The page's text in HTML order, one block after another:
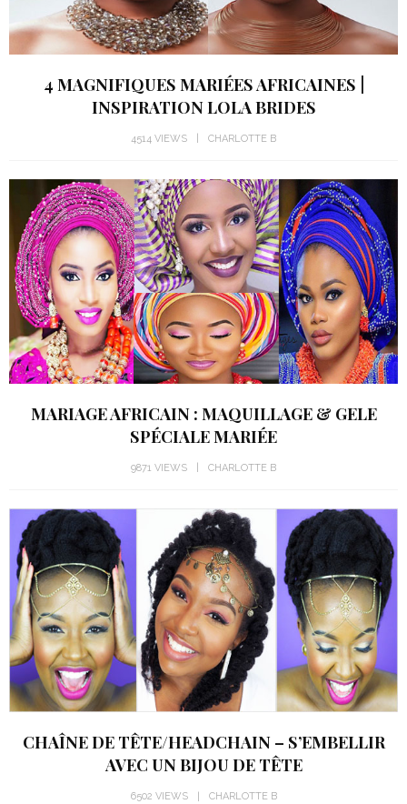
4 MAGNIFIQUES MARIÉES AFRICAINES |
INSPIRATION LOLA BRIDES
4514 VIEWS CHARLOTTE B
MARIAGE AFRICAIN : MAQUILLAGE & GELE
SPÉCIALE MARIÉE
9871 VIEWS CHARLOTTE B
CHAÎNE DE TÊTE/HEADCHAIN – S’EMBELLIR
AVEC UN BIJOU DE TÊTE
6502 VIEWS CHARLOTTE B